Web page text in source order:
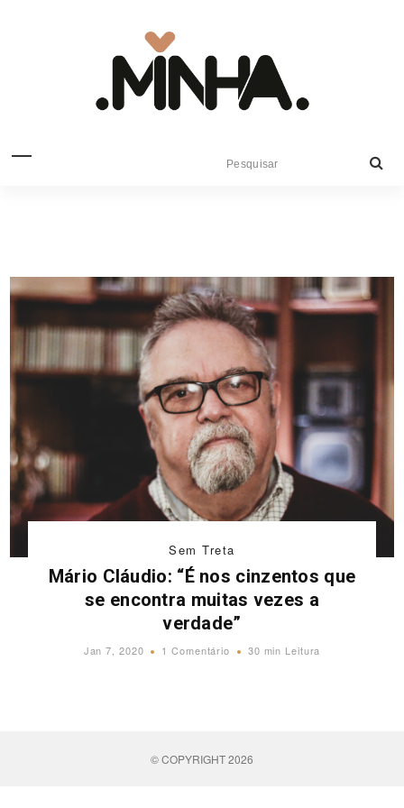
Sem Treta
Mário Cláudio: “É nos cinzentos que
se encontra muitas vezes a
verdade”
Jan 7, 2020 1 Comentário 30 min Leitura
© COPYRIGHT 2026